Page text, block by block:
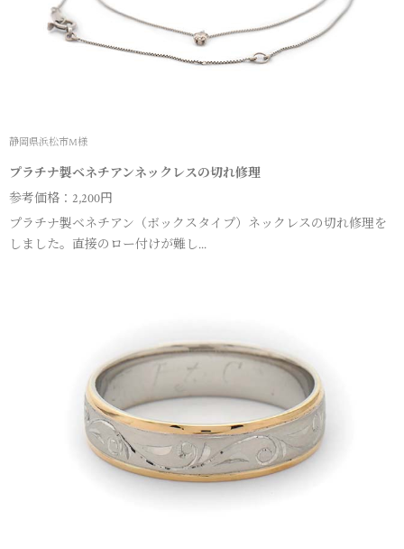
静岡県浜松市M様
プラチナ製ベネチアンネックレスの切れ修理
参考価格：2,200円
プラチナ製ベネチアン（ボックスタイプ）ネックレスの切れ修理を
しました。直接のロー付けが難し...